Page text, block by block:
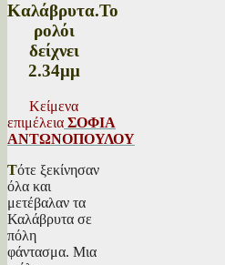
Καλάβρυτα.Το
ρολόι
δείχνει
2.34μμ
Κείμενα
επιμέλεια ΣΟΦΙΑ
ΑΝΤΩΝΟΠΟΥΛΟΥ
Τότε ξεκίνησαν
όλα και
μετέβαλαν τα
Καλάβρυτα σε
πόλη
φάντασμα. Μια